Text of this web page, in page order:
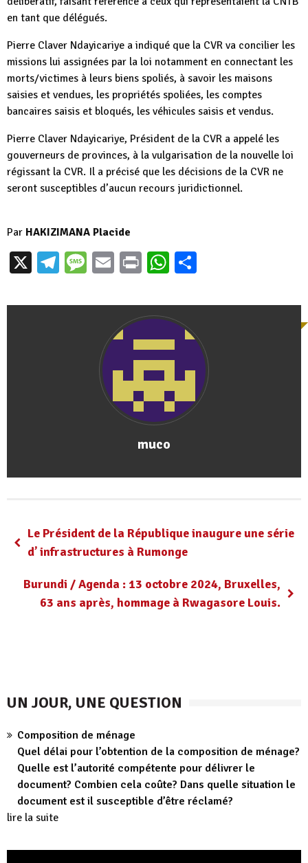
en tant que délégués.
Pierre Claver Ndayicariye a indiqué que la CVR va concilier les
missions lui assignées par la loi notamment en connectant les
morts/victimes à leurs biens spoliés, à savoir les maisons
saisies et vendues, les propriétés spoliées, les comptes
bancaires saisis et bloqués, les véhicules saisis et vendus.
Pierre Claver Ndayicariye, Président de la CVR a appelé les
gouverneurs de provinces, à la vulgarisation de la nouvelle loi
régissant la CVR. Il a précisé que les décisions de la CVR ne
seront susceptibles d’aucun recours juridictionnel.
Par HAKIZIMANA Placide
X Telegram
Message
EmailPrintWhatsApp
muco
Le Président de la République inaugure une série
d’ infrastructures à Rumonge
Burundi / Agenda : 13 octobre 2024, Bruxelles,
63 ans après, hommage à Rwagasore Louis.
UN JOUR, UNE QUESTION
Composition de ménage
Quel délai pour l’obtention de la composition de ménage?
Quelle est l’autorité compétente pour délivrer le
document? Combien cela coûte? Dans quelle situation le
document est il susceptible d’être réclamé?
lire la suite